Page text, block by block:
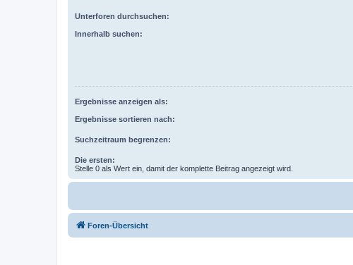
Unterforen durchsuchen:
Innerhalb suchen:
Ergebnisse anzeigen als:
Ergebnisse sortieren nach:
Suchzeitraum begrenzen:
Die ersten:
Stelle 0 als Wert ein, damit der komplette Beitrag angezeigt wird.
Foren-Übersicht